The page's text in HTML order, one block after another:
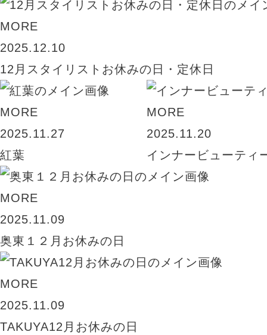
MORE
2025.12.10
12月スタイリストお休みの日・定休日
MORE
2025.11.27
紅葉
MORE
2025.11.20
インナービューティ
MORE
2025.11.09
奥東１２月お休みの日
MORE
2025.11.09
TAKUYA12月お休みの日